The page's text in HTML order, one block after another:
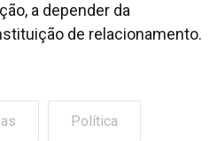
a depender da
de relacionamento.
Política